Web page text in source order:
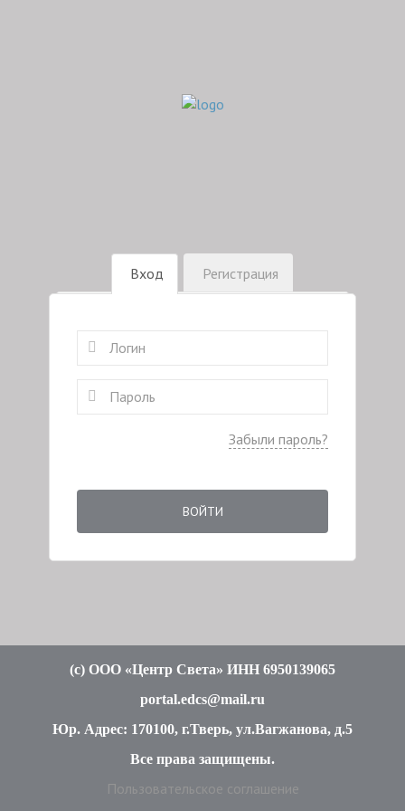
Вход Регистрация
Забыли пароль?
ВОЙТИ
(c) ООО «Центр Света» ИНН 6950139065
portal.edcs@mail.ru
Юр. Адрес: 170100, г.Тверь, ул.Вагжанова, д.5
Все права защищены.
Пользовательское соглашение